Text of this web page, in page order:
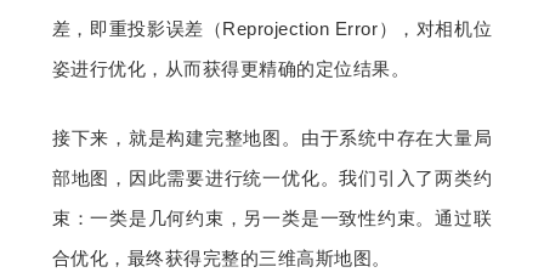
差，即重投影误差（Reprojection Error），对相机位
姿进行优化，从而获得更精确的定位结果。
接下来，就是构建完整地图。由于系统中存在大量局
部地图，因此需要进行统一优化。我们引入了两类约
束：一类是几何约束，另一类是一致性约束。通过联
合优化，最终获得完整的三维高斯地图。